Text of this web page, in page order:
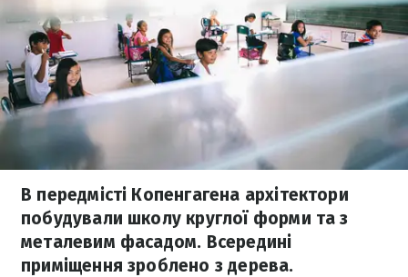
В передмісті Копенгагена архітектори
побудували школу круглої форми та з
металевим фасадом. Всередині
приміщення зроблено з дерева.